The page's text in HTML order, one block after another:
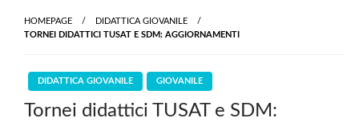
HOMEPAGE
DIDATTICA GIOVANILE
TORNEI DIDATTICI TUSAT E SDM: AGGIORNAMENTI
DIDATTICA GIOVANILE GIOVANILE
Tornei didattici TUSAT e SDM: